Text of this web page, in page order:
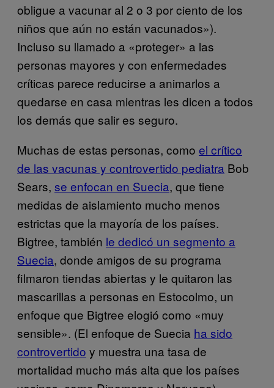
obligue a vacunar al 2 o 3 por ciento de los
niños que aún no están vacunados»).
Incluso su llamado a «proteger» a las
personas mayores y con enfermedades
críticas parece reducirse a animarlos a
quedarse en casa mientras les dicen a todos
los demás que salir es seguro.
Muchas de estas personas, como el crítico
de las vacunas y controvertido pediatra Bob
Sears, se enfocan en Suecia, que tiene
medidas de aislamiento mucho menos
estrictas que la mayoría de los países.
Bigtree, también le dedicó un segmento a
Suecia, donde amigos de su programa
filmaron tiendas abiertas y le quitaron las
mascarillas a personas en Estocolmo, un
enfoque que Bigtree elogió como «muy
sensible». (El enfoque de Suecia ha sido
controvertido y muestra una tasa de
mortalidad mucho más alta que los países